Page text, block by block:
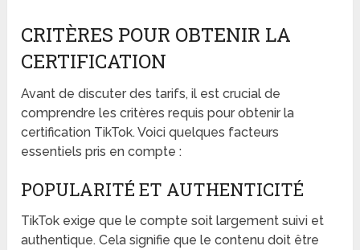
CRITÈRES POUR OBTENIR LA
CERTIFICATION
Avant de discuter des tarifs, il est crucial de
comprendre les critères requis pour obtenir la
certification TikTok. Voici quelques facteurs
essentiels pris en compte :
POPULARITÉ ET AUTHENTICITÉ
TikTok exige que le compte soit largement suivi et
authentique. Cela signifie que le contenu doit être